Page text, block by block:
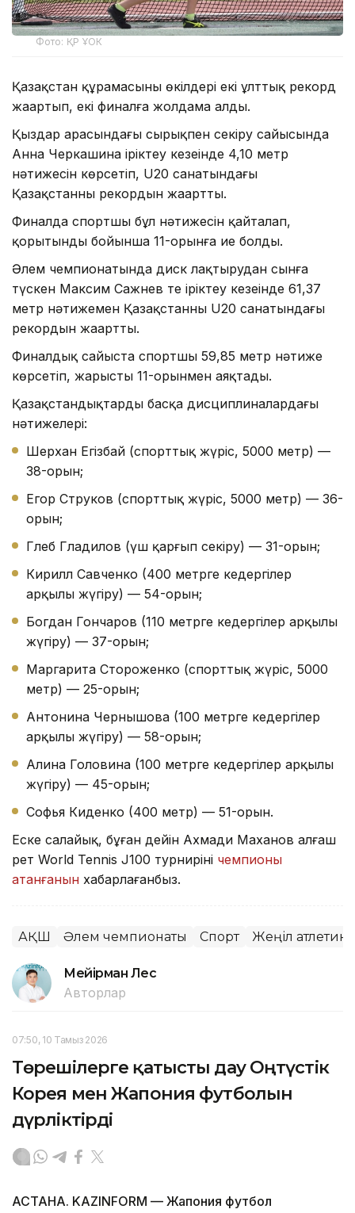
Фото: ҚР ҰОК
Қазақстан құрамасының өкілдері екі ұлттық рекорд
жаңартып, екі финалға жолдама алды.
Қыздар арасындағы сырықпен секіру сайысында
Анна Черкашина іріктеу кезеңінде 4,10 метр
нәтижесін көрсетіп, U20 санатындағы
Қазақстанның рекордын жаңартты.
Финалда спортшы бұл нәтижесін қайталап,
қорытынды бойынша 11-орынға ие болды.
Әлем чемпионатында диск лақтырудан сынға
түскен Максим Сажнев те іріктеу кезеңінде 61,37
метр нәтижемен Қазақстанның U20 санатындағы
рекордын жаңартты.
Финалдық сайыста спортшы 59,85 метр нәтиже
көрсетіп, жарысты 11-орынмен аяқтады.
Қазақстандықтардың басқа дисциплиналардағы
нәтижелері:
Шерхан Егізбай (спорттық жүріс, 5000 метр) —
38-орын;
Егор Струков (спорттық жүріс, 5000 метр) — 36-
орын;
Глеб Гладилов (үш қарғып секіру) — 31-орын;
Кирилл Савченко (400 метрге кедергілер
арқылы жүгіру) — 54-орын;
Богдан Гончаров (110 метрге кедергілер арқылы
жүгіру) — 37-орын;
Маргарита Стороженко (спорттық жүріс, 5000
метр) — 25-орын;
Антонина Чернышова (100 метрге кедергілер
арқылы жүгіру) — 58-орын;
Алина Головина (100 метрге кедергілер арқылы
жүгіру) — 45-орын;
Софья Киденко (400 метр) — 51-орын.
Еске салайық, бұған дейін Ахмади Маханов алғаш
рет World Tennis J100 турнирінің чемпионы
атанғанын хабарлағанбыз.
АҚШ Әлем чемпионаты Спорт Жеңіл атлетика
Мейірман Лес
Авторлар
07:50, 10 Тамыз 2026
Төрешілерге қатысты дау Оңтүстік
Корея мен Жапония футболын
дүрліктірді
АСТАНА. KAZINFORM — Жапония футбол